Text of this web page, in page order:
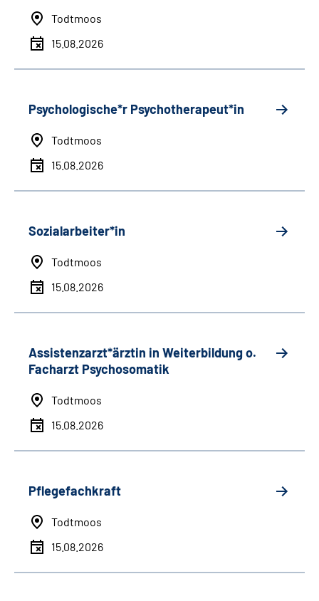
Todtmoos
15.08.2026
Psychologische*r Psychotherapeut*in
Todtmoos
15.08.2026
Sozialarbeiter*in
Todtmoos
15.08.2026
Assistenzarzt*ärztin in Weiterbildung o.
Facharzt Psychosomatik
Todtmoos
15.08.2026
Pflegefachkraft
Todtmoos
15.08.2026